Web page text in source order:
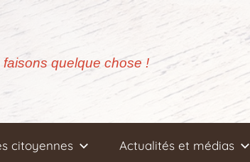
faisons quelque chose !
citoyennes Actualités et médias